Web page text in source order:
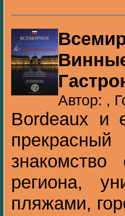
Автор: ,
Bordeaux и
региона,
пляжами,